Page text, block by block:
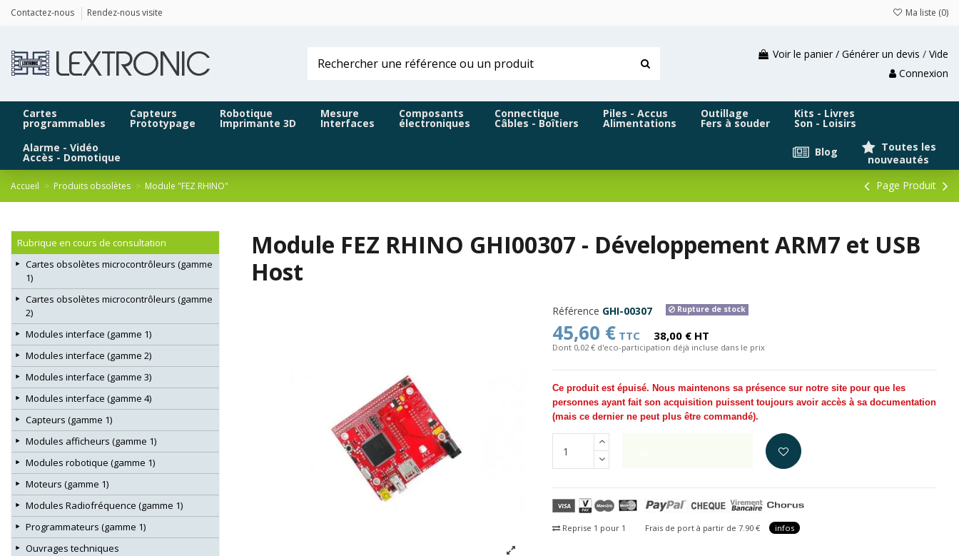
Contactez-nous Rendez-nous visite Ma liste (0)
Voir le panier / Générer un devis / Vide
Connexion
Cartes
programmables
Capteurs
Prototypage
Robotique
Imprimante 3D
Mesure
Interfaces
Composants
électroniques
Connectique
Câbles - Boîtiers
Piles - Accus
Alimentations
Outillage
Fers à souder
Kits - Livres
Son - Loisirs
Alarme - Vidéo
Accès - Domotique
Toutes les
nouveautés
Blog
Accueil Produits obsolètes Module "FEZ RHINO" Page Produit
Module FEZ RHINO GHI00307 - Développement ARM7 et USB
Host
Référence GHI-00307 Rupture de stock
45,60 € TTC 38,00 € HT
Dont 0,02 € d'eco-participation déjà incluse dans le prix
Ce produit est épuisé. Nous maintenons sa présence sur notre site pour que les
personnes ayant fait son acquisition puissent toujours avoir accès à sa documentation
(mais ce dernier ne peut plus être commandé).
Reprise 1 pour 1 Frais de port à partir de 7.90 € infos
Rubrique en cours de consultation
Cartes obsolètes microcontrôleurs (gamme
1)
Cartes obsolètes microcontrôleurs (gamme
2)
Modules interface (gamme 1)
Modules interface (gamme 2)
Modules interface (gamme 3)
Modules interface (gamme 4)
Capteurs (gamme 1)
Modules afficheurs (gamme 1)
Modules robotique (gamme 1)
Moteurs (gamme 1)
Modules Radiofréquence (gamme 1)
Programmateurs (gamme 1)
Ouvrages techniques
Panneau de gestion des cookies